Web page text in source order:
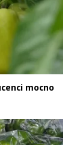
mocno